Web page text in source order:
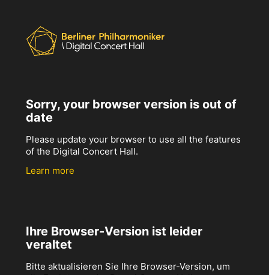
Sorry, your browser version is out of
date
Please update your browser to use all the features
of the Digital Concert Hall.
Learn more
Ihre Browser-Version ist leider
veraltet
Bitte aktualisieren Sie Ihre Browser-Version, um